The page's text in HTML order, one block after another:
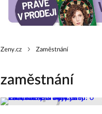
Zeny.cz Zaměstnání
zaměstnání